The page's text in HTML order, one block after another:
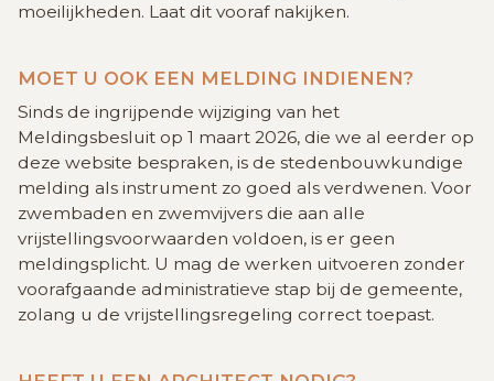
moeilijkheden. Laat dit vooraf nakijken.
MOET U OOK EEN MELDING INDIENEN?
Sinds de ingrijpende wijziging van het
Meldingsbesluit op 1 maart 2026, die we al eerder op
deze website bespraken, is de stedenbouwkundige
melding als instrument zo goed als verdwenen. Voor
zwembaden en zwemvijvers die aan alle
vrijstellingsvoorwaarden voldoen, is er geen
meldingsplicht. U mag de werken uitvoeren zonder
voorafgaande administratieve stap bij de gemeente,
zolang u de vrijstellingsregeling correct toepast.